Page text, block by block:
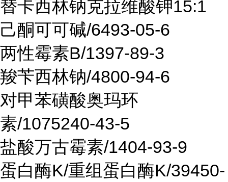
替卡西林钠克拉维酸钾15:1
己酮可可碱/6493-05-6
两性霉素B/1397-89-3
羧苄西林钠/4800-94-6
对甲苯磺酸奥玛环
素/1075240-43-5
盐酸万古霉素/1404-93-9
蛋白酶K/重组蛋白酶K/39450-